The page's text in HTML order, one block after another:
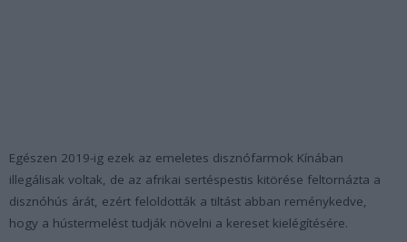
Egészen 2019-ig ezek az emeletes disznófarmok Kínában
illegálisak voltak, de az afrikai sertéspestis kitörése feltornázta a
disznóhús árát, ezért feloldották a tiltást abban reménykedve,
hogy a hústermelést tudják növelni a kereset kielégítésére.